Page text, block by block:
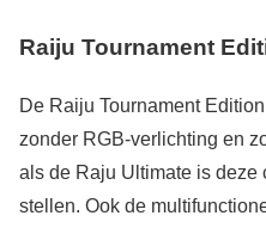
Raiju Tournament
De Raiju Tournament
zonder RGB-verlichting en
als de Raju Ultimate is deze
stellen. Ook de